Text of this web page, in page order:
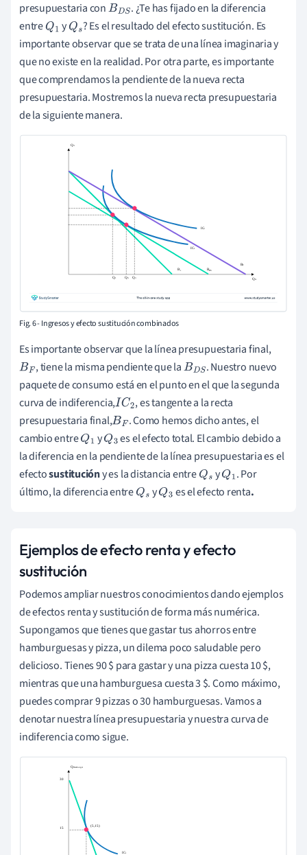
presupuestaria conBDS . ¿Te has fijado en la diferencia
entreQ1 yQs? Es el resultado del efecto sustitución. Es
importante observar que se trata de una línea imaginaria y
que no existe en la realidad. Por otra parte, es importante
que comprendamos la pendiente de la nueva recta
presupuestaria. Mostremos la nueva recta presupuestaria
de la siguiente manera.
Fig. 6 - Ingresos y efecto sustitución combinados
Es importante observar que la línea presupuestaria final,
BF , tiene la misma pendiente que laBDS . Nuestro nuevo
paquete de consumo está en el punto en el que la segunda
curva de indiferencia,IC2 , es tangente a la recta
presupuestaria final,BF . Como hemos dicho antes, el
cambio entreQ1 yQ3 es el efecto total. El cambio debido a
la diferencia en la pendiente de la línea presupuestaria es el
efectosustitucióny es la distancia entreQs yQ1. Por
último, la diferencia entreQs yQ3 es el efecto renta.
Ejemplos de efecto renta y efecto
sustitución
Podemos ampliar nuestros conocimientos dando ejemplos
de efectos renta y sustitución de forma más numérica.
Supongamos que tienes que gastar tus ahorros entre
hamburguesas y pizza, un dilema poco saludable pero
delicioso. Tienes 90 $ para gastar y una pizza cuesta 10 $,
mientras que una hamburguesa cuesta 3 $. Como máximo,
puedes comprar 9 pizzas o 30 hamburguesas. Vamos a
denotar nuestra línea presupuestaria y nuestra curva de
indiferencia como sigue.